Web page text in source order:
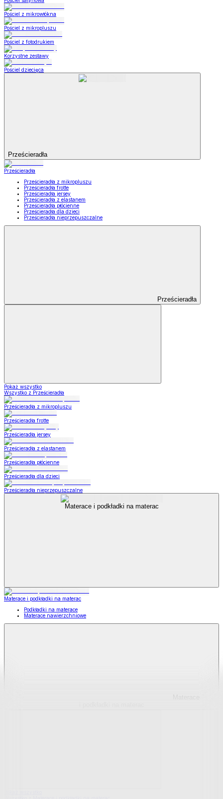
Pościel z mikrowłókna
Pościel z mikropluszu
Pościel z fotodrukiem
Korzystne zestawy
Pościel dziecięca
Prześcieradła
Prześcieradła
Prześcieradła z mikropluszu
Prześcieradła frotte
Prześcieradła jersey
Prześcieradła z elastanem
Prześcieradła płócienne
Prześcieradła dla dzieci
Prześcieradła nieprzepuszczalne
Prześcieradła
Pokaż wszystko
Wszystko z Prześcieradła
Prześcieradła z mikropluszu
Prześcieradła frotte
Prześcieradła jersey
Prześcieradła z elastanem
Prześcieradła płócienne
Prześcieradła dla dzieci
Prześcieradła nieprzepuszczalne
Materace i podkładki na materac
Materace i podkładki na materac
Podkładki na materace
Materace nawierzchniowe